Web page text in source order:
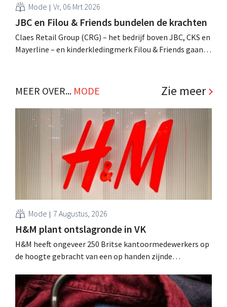
Mode Vr, 06 Mrt 2026
JBC en Filou & Friends bundelen de krachten
Claes Retail Group (CRG) – het bedrijf boven JBC, CKS en
Mayerline – en kinderkledingmerk Filou & Friends gaan
MEER OVER... MODE Zie meer
Mode 7 Augustus, 2026
H&M plant ontslagronde in VK
H&M heeft ongeveer 250 Britse kantoormedewerkers op
de hoogte gebracht van een op handen zijnde
sanering volgt op eerdere ingrepen in Nederland, België
en Spanje waarbij al honderden jobs verloren gingen.